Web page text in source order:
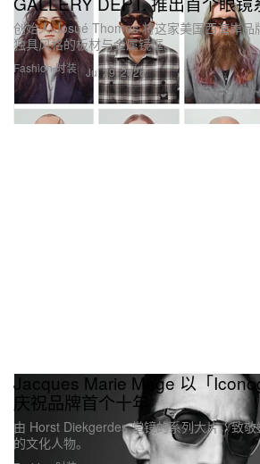
Fashion 时装
创始人 Josué Thomas 将这家美国西海岸品
独具风格的板材与金属镜框。
Jul 29, 2026
Jacques Marie Mage 以「
庆祝品牌首个十年
由 Horst Diekgerdes 掌镜的系列大片，致
的文化人物。